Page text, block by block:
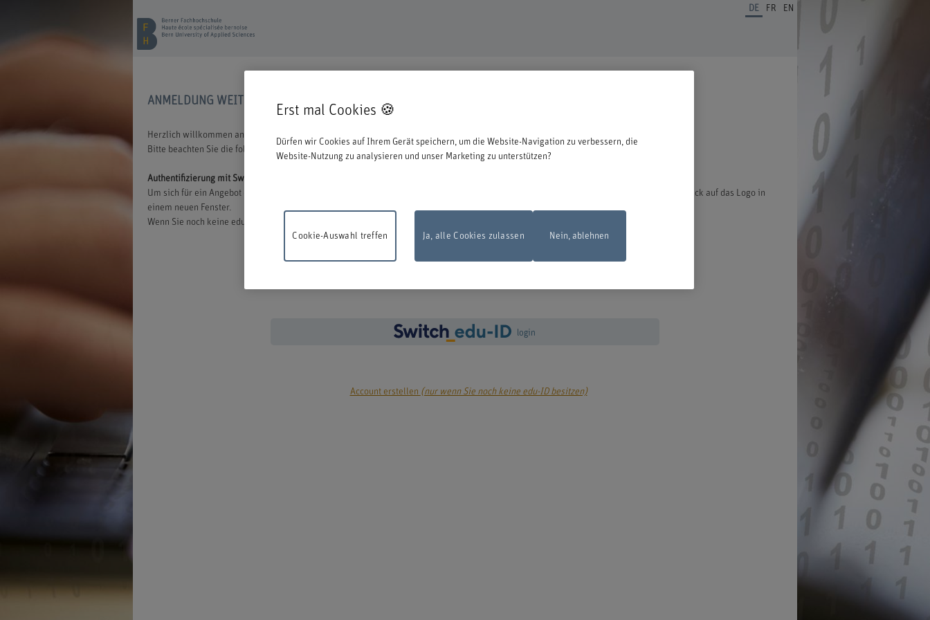
DE FR EN
ANMELDUNG WEITERBILDUNG
Herzlich willkommen an der BFH. Wir freuen uns, dass Sie sich für eine Aus- oder Weiterbildung bei uns entschieden haben.
Bitte beachten Sie die folgenden Informationen zum Start des Anmeldeprozesses:
Authentifizierung mit Switch edu-ID
Um sich für ein Angebot der BFH anmelden zu können, müssen Sie sich mit der edu-ID von Switch anmelden. Das Loginfenster öffnet bei Klick auf das Logo in
einem neuen Fenster.
Wenn Sie noch keine edu-ID besitzen, können Sie diese direkt bei Switch erstellen.
login
Account erstellen (nur wenn Sie noch keine edu-ID besitzen)
Erst mal Cookies 🍪
Dürfen wir Cookies auf Ihrem Gerät speichern, um die Website-Navigation zu verbessern, die
Website-Nutzung zu analysieren und unser Marketing zu unterstützen?
Ja, alle Cookies zulassen
Cookie-Auswahl treffen Nein, ablehnen